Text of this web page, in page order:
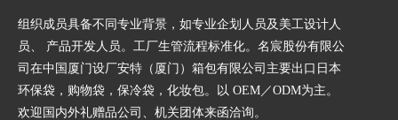
组织成员具备不同专业背景，如专业企划人员及美工设计人
员、 产品开发人员。工厂生管流程标准化。名宸股份有限公
司在中国厦门设厂安特（厦门）箱包有限公司主要出口日本
环保袋，购物袋，保冷袋，化妆包。以 OEM／ODM为主。
欢迎国内外礼赠品公司、机关团体来函洽询。